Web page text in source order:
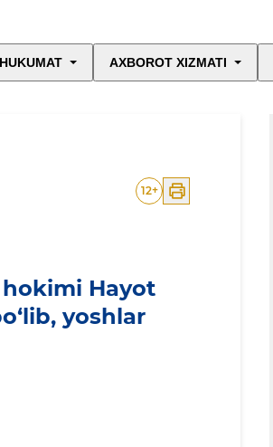
AXBOROT XIZMATI
12+
Hayot
yoshlar